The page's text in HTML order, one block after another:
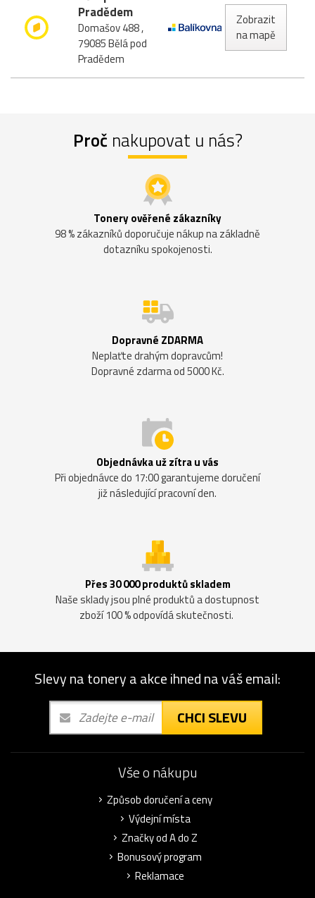
Pradědem
Domašov 488 ,
79085 Bělá pod
Pradědem
Zobrazit
na mapě
Proč nakupovat u nás?
Tonery ověřené zákazníky
98 % zákazníků doporučuje nákup na základně
dotazníku spokojenosti.
Dopravné ZDARMA
Neplaťte drahým dopravcům!
Dopravné zdarma od 5000 Kč.
Objednávka už zítra u vás
Při objednávce do 17:00 garantujeme doručení
již následující pracovní den.
Přes 30 000 produktů skladem
Naše sklady jsou plné produktů a dostupnost
zboží 100 % odpovídá skutečnosti.
Slevy na tonery a akce ihned na váš email:
CHCI SLEVU
Vše o nákupu
Způsob doručení a ceny
Výdejní místa
Značky od A do Z
Bonusový program
Reklamace